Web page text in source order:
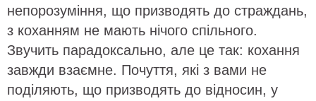
непорозуміння, що призводять до страждань,
з коханням не мають нічого спільного.
Звучить парадоксально, але це так: кохання
завжди взаємне. Почуття, які з вами не
поділяють, що призводять до відносин, у